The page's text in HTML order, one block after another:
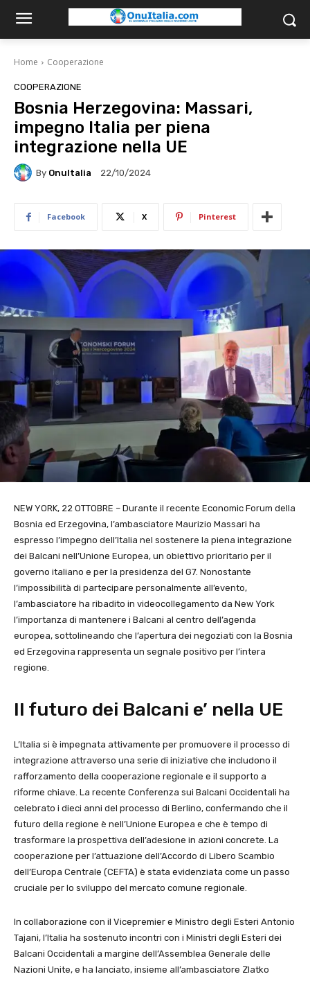
Home Cooperazione
COOPERAZIONE
Bosnia Herzegovina: Massari,
impegno Italia per piena
integrazione nella UE
By OnuItalia 22/10/2024
Facebook X Pinterest
NEW YORK, 22 OTTOBRE – Durante il recente Economic Forum della
Bosnia ed Erzegovina, l’ambasciatore Maurizio Massari ha
espresso l’impegno dell’Italia nel sostenere la piena integrazione
dei Balcani nell’Unione Europea, un obiettivo prioritario per il
governo italiano e per la presidenza del G7. Nonostante
l’impossibilità di partecipare personalmente all’evento,
l’ambasciatore ha ribadito in videocollegamento da New York
l’importanza di mantenere i Balcani al centro dell’agenda
europea, sottolineando che l’apertura dei negoziati con la Bosnia
ed Erzegovina rappresenta un segnale positivo per l’intera
regione.
Il futuro dei Balcani e’ nella UE
L’Italia si è impegnata attivamente per promuovere il processo di
integrazione attraverso una serie di iniziative che includono il
rafforzamento della cooperazione regionale e il supporto a
riforme chiave. La recente Conferenza sui Balcani Occidentali ha
celebrato i dieci anni del processo di Berlino, confermando che il
futuro della regione è nell’Unione Europea e che è tempo di
trasformare la prospettiva dell’adesione in azioni concrete. La
cooperazione per l’attuazione dell’Accordo di Libero Scambio
dell’Europa Centrale (CEFTA) è stata evidenziata come un passo
cruciale per lo sviluppo del mercato comune regionale.
In collaborazione con il Vicepremier e Ministro degli Esteri Antonio
Tajani, l’Italia ha sostenuto incontri con i Ministri degli Esteri dei
Balcani Occidentali a margine dell’Assemblea Generale delle
Nazioni Unite, e ha lanciato, insieme all’ambasciatore Zlatko